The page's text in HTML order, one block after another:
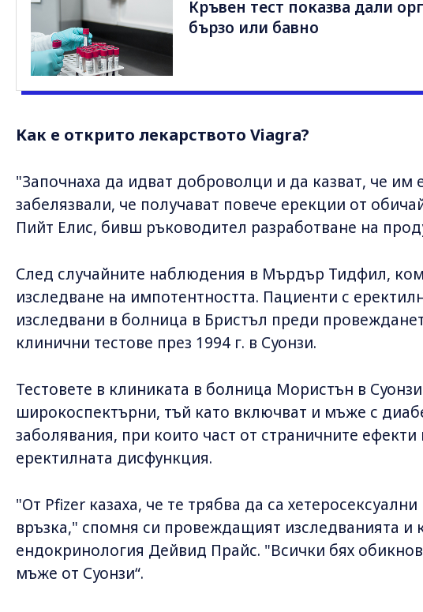
Кръвен тест показва дали
бързо или бавно
Как е открито лекарството Viagra?
"Започнаха да идват доброволци и да казват, че им
забелязвали, че получават повече ерекции от
Пийт Елис, бивш ръководител разработване на
След случайните наблюдения в Мърдър Тидфил,
изследване на импотентността. Пациенти с
изследвани в болница в Бристъл преди
клинични тестове през 1994 г. в Суонзи.
Тестовете в клиниката в болница Мористън в
широкоспектърни, тъй като включват и мъже с
заболявания, при които част от страничните
еректилната дисфункция.
"От Pfizer казаха, че те трябва да са
връзка," спомня си провеждащият изследванията и
ендокринология Дейвид Прайс. "Всички бях
мъже от Суонзи“.